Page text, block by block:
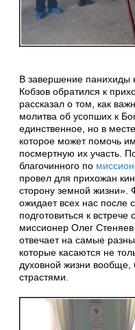
В завершение панихиды
Кобзов обратился к
рассказал о том, как
молитва об усопших к
единственное, но в
которое может помочь
посмертную их участь.
благочинного по
провел для прихожан
сторону земной жизни».
ожидает всех нас после
подготовиться к
миссионер Олег
отвечает на самые
которые касаются не
духовной жизни вообще,
страстями.